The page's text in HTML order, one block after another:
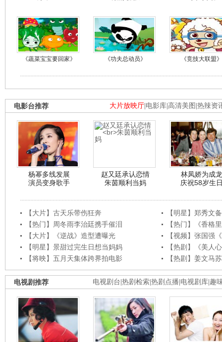
《蔬菜宝宝要回家》 《功夫总动员》 《竞技大联盟》
大片放映厅 电影库 高清美图 热辣资
电影台推荐
杨幂多线发展
演员变身歌手
赵又廷承认恋情
朱茵顺利当妈
林凤娇为成龙
庆祝58岁生
【大片】古天乐带伤狂奔
【明星】郑秀文
【热门】周冬雨李治廷携手催泪
【热门】《香格
【大片】《逆战》造型遭曝光
【视频】张国强
【明星】景甜过完生日想当妈妈
【热剧】《美人
【将映】五月天集体跨界拍电影
【热剧】姜文马
电视剧台 热剧检索 热剧点播 电视剧库 趣
电视剧推荐